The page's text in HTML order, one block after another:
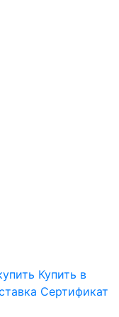
Купить в
Сертификат